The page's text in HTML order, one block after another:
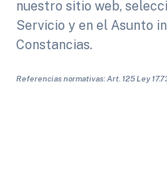
nuestro sitio web,
Servicio y en el Asunto
Constancias.
Referencias normativas: Art. 125 Ley